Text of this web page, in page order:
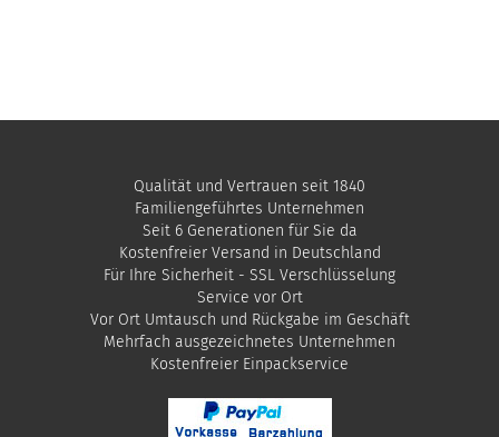
Qualität und Vertrauen seit 1840
Familiengeführtes Unternehmen
Seit 6 Generationen für Sie da
Kostenfreier Versand in Deutschland
Für Ihre Sicherheit - SSL Verschlüsselung
Service vor Ort
Vor Ort Umtausch und Rückgabe im Geschäft
Mehrfach ausgezeichnetes Unternehmen
​Kostenfreier Einpackservice